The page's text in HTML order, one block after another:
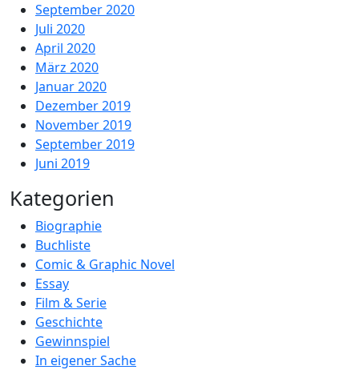
September 2020
Juli 2020
April 2020
März 2020
Januar 2020
Dezember 2019
November 2019
September 2019
Juni 2019
Kategorien
Biographie
Buchliste
Comic & Graphic Novel
Essay
Film & Serie
Geschichte
Gewinnspiel
In eigener Sache